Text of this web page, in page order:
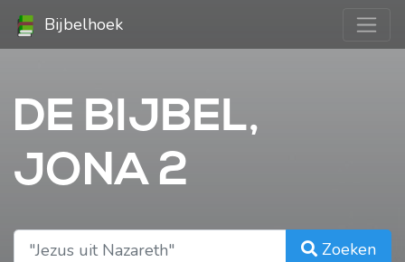
Bijbelhoek
DE BIJBEL,
JONA 2
Zoeken